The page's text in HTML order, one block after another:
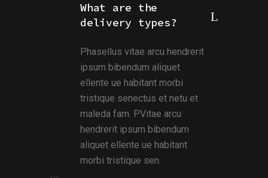
What are the
delivery types?
Phasellus vitae arcu hendrerit
ipsum bibendum aliquet
ellente ue habitant morbi
tristique senectus et netu et
maleda fam. PVitae arcu
hendrerit ipsum bibendum
aliquet ellente ue habitant
morbi tristique sen.